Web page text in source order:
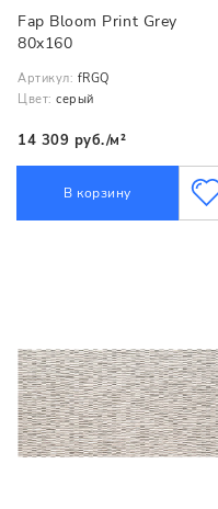
Fap Bloom Print Grey
80x160
Артикул: fRGQ
Цвет: серый
14 309 руб./м²
В корзину